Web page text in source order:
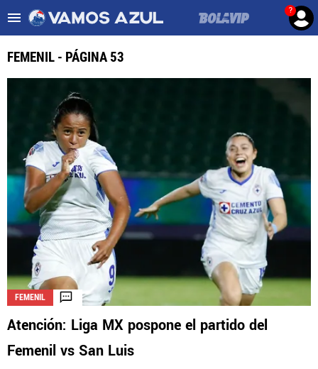
?
Noticias Cruz Azul HOY
ULTIMAS NOTICIAS
LEAGUES CUP
LIGA MX
FEMENIL
FUERZAS BÁSICAS
MERCADO DE FICHAJES
OPINIÓN
FEMENIL - PÁGINA 53
FEMENIL
Atención: Liga MX pospone el partido del
Femenil vs San Luis